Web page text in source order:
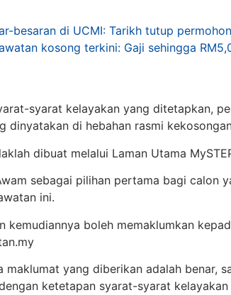
besaran di UCMI: Tarikh tutup
kosong terkini: Gaji sehingga
syarat kelayakan yang ditetapkan,
dinyatakan di hebahan rasmi
dibuat melalui Laman Utama
sebagai pilihan pertama bagi calon
ini.
kemudiannya boleh memaklumkan
maklumat yang diberikan adalah benar,
ketetapan syarat-syarat